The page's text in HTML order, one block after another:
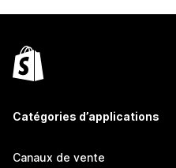
Catégories d’applications
Canaux de vente